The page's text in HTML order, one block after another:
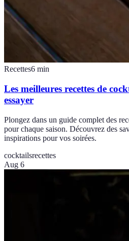
Recettes6 min
Les meilleures recettes de
essayer
Plongez dans un guide complet des
pour chaque saison. Découvrez des
inspirations pour vos soirées.
cocktailsrecettes
Aug 6